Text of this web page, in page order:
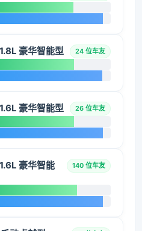
豪华智能型 24 位车友
豪华智能型 26 位车友
豪华智能
140 位车友